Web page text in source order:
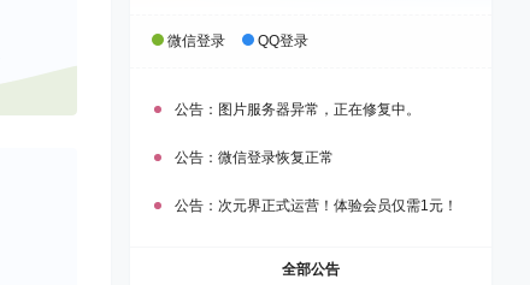
微信登录 QQ登录
公告： 图片服务器异常，正在修复中。
公告： 微信登录恢复正常
公告： 次元界正式运营！体验会员仅需1元！
全部公告